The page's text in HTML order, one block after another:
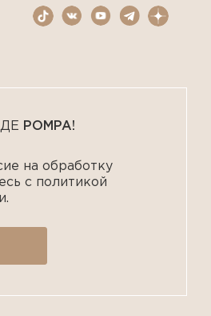
POMPA!
на обработку
с политикой